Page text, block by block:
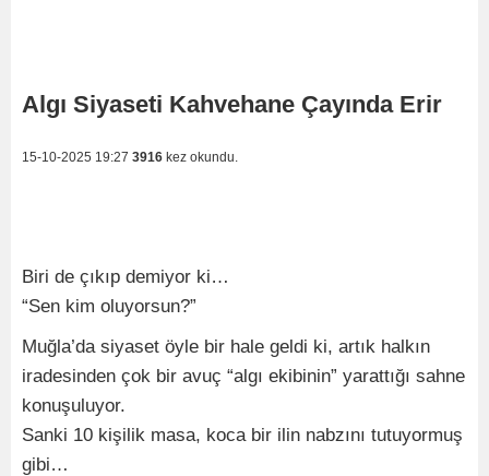
Algı Siyaseti Kahvehane Çayında Erir
15-10-2025 19:27 3916 kez okundu.
Biri de çıkıp demiyor ki…
“Sen kim oluyorsun?”
Muğla’da siyaset öyle bir hale geldi ki, artık halkın
iradesinden çok bir avuç “algı ekibinin” yarattığı sahne
konuşuluyor.
Sanki 10 kişilik masa, koca bir ilin nabzını tutuyormuş
gibi…